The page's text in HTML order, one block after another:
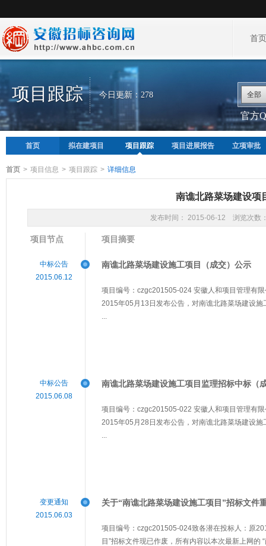
首
项目跟踪 今日更新：278 全部
官方
首页 拟在建项目 项目跟踪 项目进展报告 立项审批
首页 > 项目信息 > 项目跟踪 > 详细信息
南谯北路菜场建设项
发布时间： 2015-06-12 浏览次数
项目节点 项目摘要
中标公告
2015.06.12
南谯北路菜场建设施工项目（成交）公示
项目编号：czgc201505-024 安徽人和项目管理有
2015年05月13日发布公告，对南谯北路菜场建设
...
中标公告
2015.06.08
南谯北路菜场建设施工项目监理招标中标（
项目编号：czgc201505-022 安徽人和项目管理有
2015年05月28日发布公告，对南谯北路菜场建设
...
变更通知
2015.06.03
关于“南谯北路菜场建设施工项目”招标文件
项目编号：czgc201505-024致各潜在投标人：原
目”招标文件现已作废，所有内容以本次最新上网的